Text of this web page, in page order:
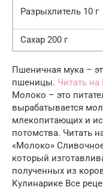
Разрыхлитель 10 г
Сахар 200 г
Пшеничная мука –
пшеницы. Читать
Молоко – это
вырабатывается
млекопитающих и
потомства. Читать
«Молоко»
который
полученных из
Кулинарике Все